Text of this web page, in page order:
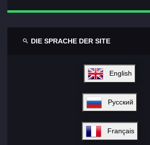
DIE SPRACHE DER SITE
English
Русский
Français